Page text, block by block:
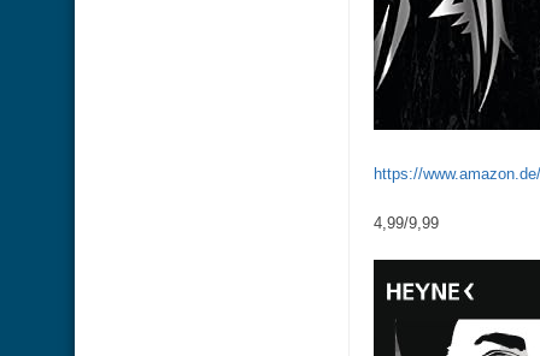
https://
4,99/9,99